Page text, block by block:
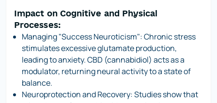
Impact on Cognitive and Physical
Processes:
Managing "Success Neuroticism":Chronic stress
stimulates excessive glutamate production,
leading to anxiety. CBD (cannabidiol) acts as a
modulator, returning neural activity to a state of
balance.
Neuroprotection and Recovery:Studies show that